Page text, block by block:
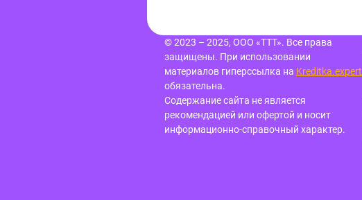
© 2023 – 2025, ООО «ТТТ». Все права
защищены. При использовании
материалов гиперссылка на Kreditka.expert
обязательна.
Содержание сайта не является
рекомендацией или офертой и носит
информационно-справочный характер.